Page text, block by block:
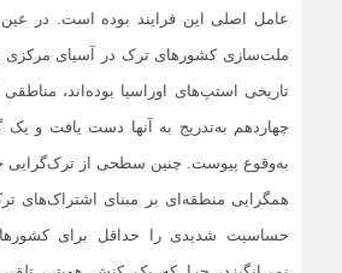
عامل اصلی این فرایند بوده است. در
ملت‌سازی کشورهای ترک در آسیای مرکزی
تاریخی استپ‌های اوراسیا بوده‌اند،
چهاردهم به‌تدریج به آنها دست یافت و
به‌وقوع پیوست. چنین سطحی از ترک‌گرایی
همگرایی منطقه‌ای بر مبنای اشتراک‌های
حساسیت شدیدی را حداقل برای